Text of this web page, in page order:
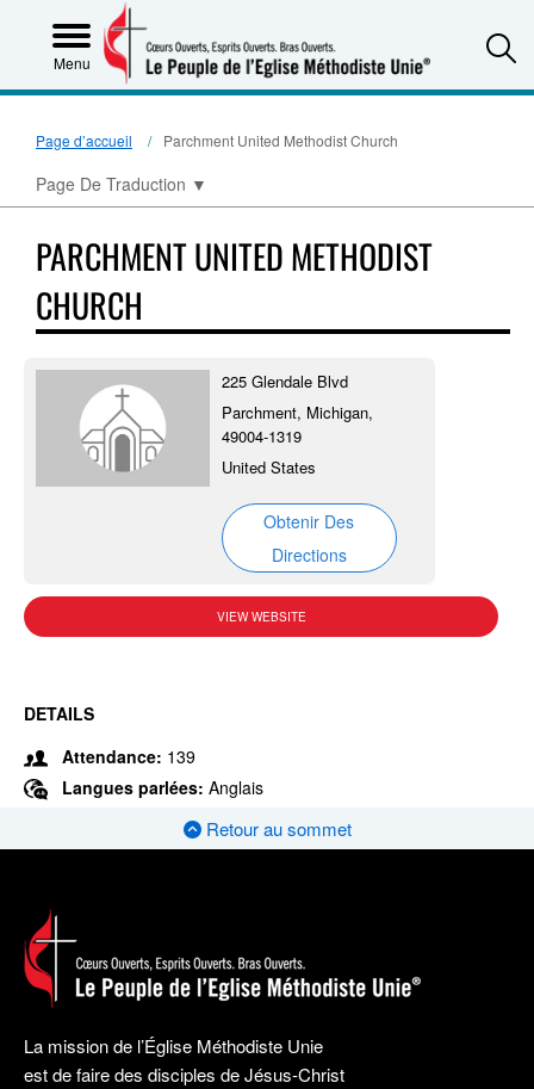
Menu
Page d’accueil Parchment United Methodist Church
Page De Traduction ▼
PARCHMENT UNITED METHODIST
CHURCH
225 Glendale Blvd
Parchment, Michigan,
49004-1319
United States
Obtenir Des
Directions
VIEW WEBSITE
DETAILS
Attendance: 139
Langues parlées: Anglais
Retour au sommet
La mission de l’Église Méthodiste Unie
est de faire des disciples de Jésus-Christ